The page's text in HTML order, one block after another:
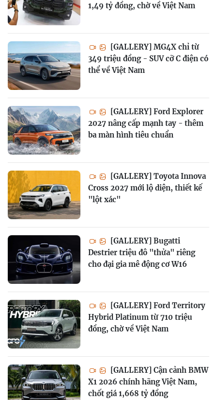
1,49 tỷ đồng, chờ về Việt Nam
[GALLERY] MG4X chỉ từ
349 triệu đồng - SUV cỡ C điện có
thể về Việt Nam
[GALLERY] Ford Explorer
2027 nâng cấp mạnh tay - thêm
ba màn hình tiêu chuẩn
[GALLERY] Toyota Innova
Cross 2027 mới lộ diện, thiết kế
"lột xác"
[GALLERY] Bugatti
Destrier triệu đô "thửa" riêng
cho đại gia mê động cơ W16
[GALLERY] Ford Territory
Hybrid Platinum từ 710 triệu
đồng, chờ về Việt Nam
[GALLERY] Cận cảnh BMW
X1 2026 chính hãng Việt Nam,
chốt giá 1,668 tỷ đồng